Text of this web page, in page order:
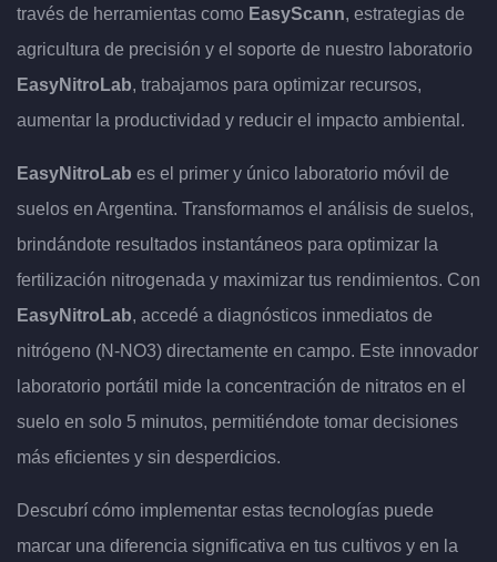
través de herramientas como EasyScann, estrategias de
agricultura de precisión y el soporte de nuestro laboratorio
EasyNitroLab, trabajamos para optimizar recursos,
aumentar la productividad y reducir el impacto ambiental.
EasyNitroLab es el primer y único laboratorio móvil de
suelos en Argentina. Transformamos el análisis de suelos,
brindándote resultados instantáneos para optimizar la
fertilización nitrogenada y maximizar tus rendimientos. Con
EasyNitroLab, accedé a diagnósticos inmediatos de
nitrógeno (N-NO3) directamente en campo. Este innovador
laboratorio portátil mide la concentración de nitratos en el
suelo en solo 5 minutos, permitiéndote tomar decisiones
más eficientes y sin desperdicios.
Descubrí cómo implementar estas tecnologías puede
marcar una diferencia significativa en tus cultivos y en l a